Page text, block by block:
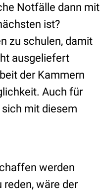
Notfälle dann mit
ist?
zu schulen, damit
ausgeliefert
der Kammern
Auch für
mit diesem
werden
wäre der